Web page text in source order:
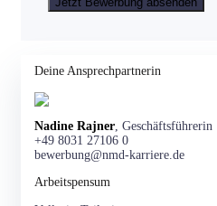
Deine Ansprechpartnerin
Nadine Rajner , Geschäftsführerin
+49 8031 27106 0
bewerbung@nmd-karriere.de
Arbeitspensum